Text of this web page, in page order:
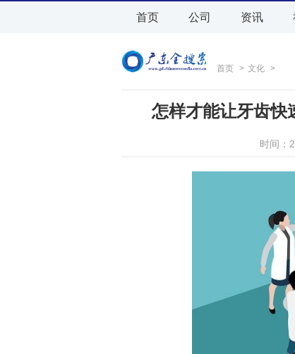
首页 公司 资讯
首页 > 文化 >
怎样才能让牙齿快
时间：